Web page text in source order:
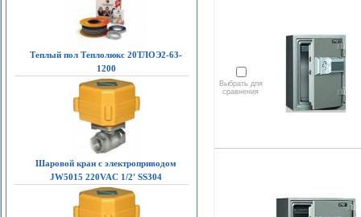
Теплый пол Теплолюкс 20ТЛОЭ2-63-
1200
Шаровой кран с электроприводом
JW5015 220VAC 1/2' SS304
Выбрать для
сравнения